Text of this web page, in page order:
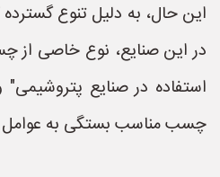
این حال، به دلیل تنوع
در این صنایع، نوع خاصی
استفاده در صنایع پتروشیمی"
چسب مناسب بستگی به عوامل